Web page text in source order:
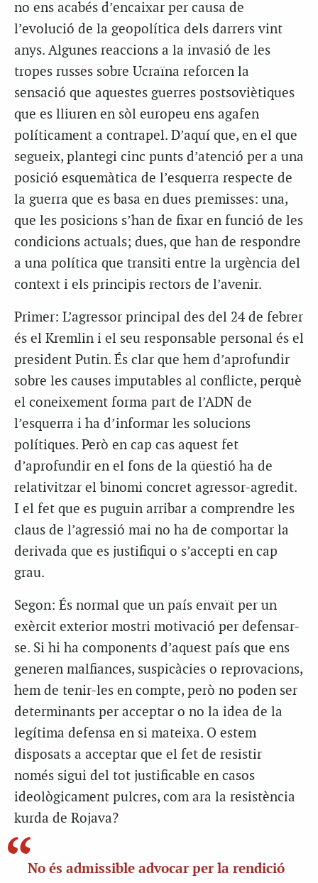
no ens acabés d’encaixar per causa de
l’evolució de la geopolítica dels darrers vint
anys. Algunes reaccions a la invasió de les
tropes russes sobre Ucraïna reforcen la
sensació que aquestes guerres postsoviètiques
que es lliuren en sòl europeu ens agafen
políticament a contrapel. D’aquí que, en el que
segueix, plantegi cinc punts d’atenció per a una
posició esquemàtica de l’esquerra respecte de
la guerra que es basa en dues premisses: una,
que les posicions s’han de fixar en funció de les
condicions actuals; dues, que han de respondre
a una política que transiti entre la urgència del
context i els principis rectors de l’avenir.
Primer: L’agressor principal des del 24 de febrer
és el Kremlin i el seu responsable personal és el
president Putin. És clar que hem d’aprofundir
sobre les causes imputables al conflicte, perquè
el coneixement forma part de l’ADN de
l’esquerra i ha d’informar les solucions
polítiques. Però en cap cas aquest fet
d’aprofundir en el fons de la qüestió ha de
relativitzar el binomi concret agressor-agredit.
I el fet que es puguin arribar a comprendre les
claus de l’agressió mai no ha de comportar la
derivada que es justifiqui o s’accepti en cap
grau.
Segon: És normal que un país envaït per un
exèrcit exterior mostri motivació per defensar-
se. Si hi ha components d’aquest país que ens
generen malfiances, suspicàcies o reprovacions,
hem de tenir-les en compte, però no poden ser
determinants per acceptar o no la idea de la
legítima defensa en si mateixa. O estem
disposats a acceptar que el fet de resistir
només sigui del tot justificable en casos
ideològicament pulcres, com ara la resistència
kurda de Rojava?
No és admissible advocar per la rendició